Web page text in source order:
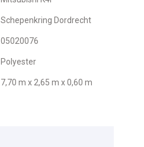
Schepenkring Dordrecht
05020076
Polyester
7,70 m x 2,65 m x 0,60 m